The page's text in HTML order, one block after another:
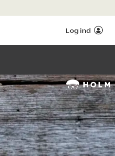
Log ind